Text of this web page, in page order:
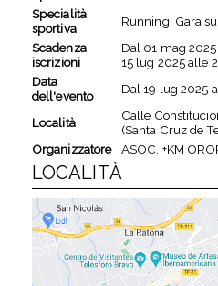
Specialità
sportiva
Running, Gara
Scadenza
iscrizioni
Dal 01 mag 2025
15 lug 2025alle
Data
dell'evento
Dal19 lug 2025
Località
Calle
(Santa Cruz de
Organizzatore
ASOC. +KM
LOCALITÀ